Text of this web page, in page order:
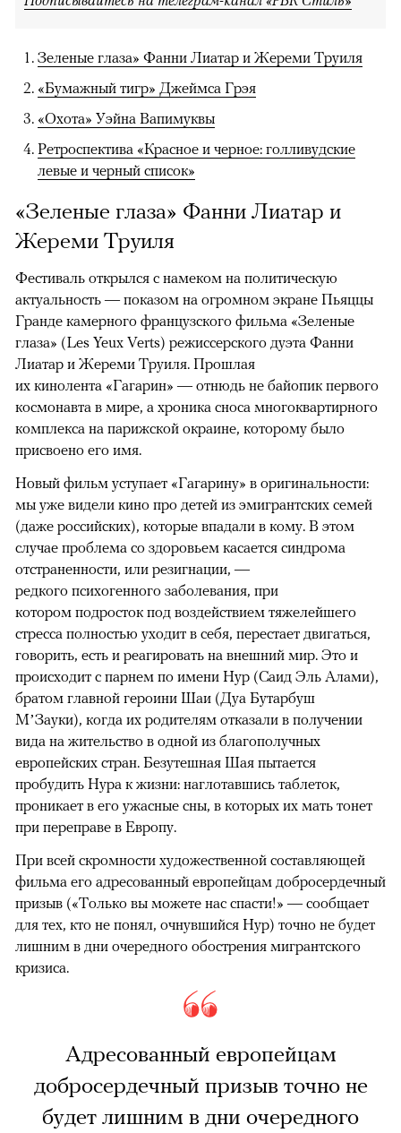
Зеленые глаза» Фанни Лиатар и Жереми Труиля
«Бумажный тигр» Джеймса Грэя
«Охота» Уэйна Вапимуквы
Ретроспектива «Красное и черное: голливудские
левые и черный список»
«Зеленые глаза» Фанни Лиатар и
Жереми Труиля
Фестиваль открылся с намеком на политическую
актуальность — показом на огромном экране Пьяццы
Гранде камерного французского фильма «Зеленые
глаза» (Les Yeux Verts) режиссерского дуэта Фанни
Лиатар и Жереми Труиля. Прошлая
их кинолента «Гагарин» — отнюдь не байопик первого
космонавта в мире, а хроника сноса многоквартирного
комплекса на парижской окраине, которому было
присвоено его имя.
Новый фильм уступает «Гагарину» в оригинальности:
мы уже видели кино про детей из эмигрантских семей
(даже российских), которые впадали в кому. В этом
случае проблема со здоровьем касается синдрома
отстраненности, или резигнации, —
редкого психогенного заболевания, при
котором подросток под воздействием тяжелейшего
стресса полностью уходит в себя, перестает двигаться,
говорить, есть и реагировать на внешний мир. Это и
происходит с парнем по имени Нур (Саид Эль Алами),
братом главной героини Шаи (Дуа Бутарбуш
М’Зауки), когда их родителям отказали в получении
вида на жительство в одной из благополучных
европейских стран. Безутешная Шая пытается
пробудить Нура к жизни: наглотавшись таблеток,
проникает в его ужасные сны, в которых их мать тонет
при переправе в Европу.
При всей скромности художественной составляющей
фильма его адресованный европейцам добросердечный
призыв («Только вы можете нас спасти!» — сообщает
для тех, кто не понял, очнувшийся Нур) точно не будет
лишним в дни очередного обострения мигрантского
кризиса.
Адресованный европейцам
добросердечный призыв точно не
будет лишним в дни очередного